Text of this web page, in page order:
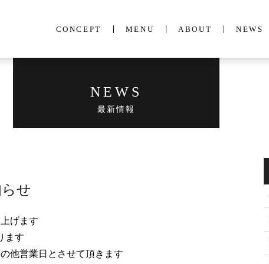
CONCEPT MENU ABOUT NEWS
NEWS
最新情報
せ
げます
ます
他営業日とさせて頂きます